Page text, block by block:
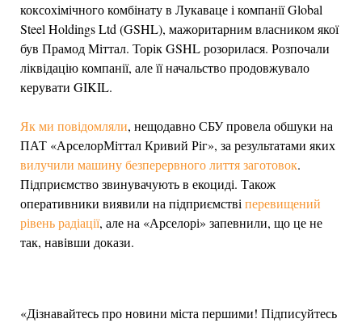
коксохімічного комбінату в Лукаваце і компанії Global
Steel Holdings Ltd (GSHL), мажоритарним власником якої
був Прамод Міттал. Торік GSHL розорилася. Розпочали
ліквідацію компанії, але її начальство продовжувало
керувати GIKIL.
Як ми повідомляли, нещодавно СБУ провела обшуки на
ПАТ «АрселорМіттал Кривий Ріг», за результатами яких
вилучили машину безперервного лиття заготовок.
Підприємство звинувачують в екоциді. Також
оперативники виявили на підприємстві перевищений
рівень радіації, але на «Арселорі» запевнили, що це не
так, навівши докази.
«Дізнавайтесь про новини міста першими! Підписуйтесь